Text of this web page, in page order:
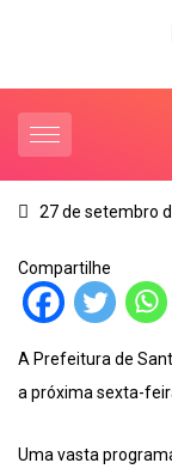
27 de setembro
Compartilhe
A Prefeitura de
a próxima sexta-
Uma vasta